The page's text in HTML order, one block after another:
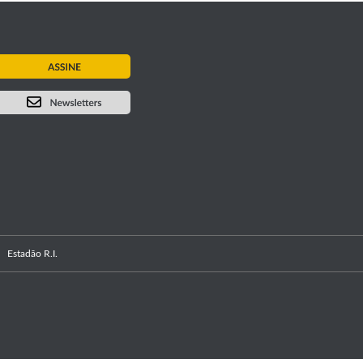
Estadão R.I.